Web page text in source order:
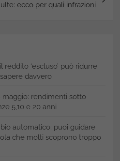
ecco per quali infrazioni
‘escluso’ può ridurre
davvero
maggio: rendimenti sotto
5,10 e 20 anni
automatico: puoi guidare
che molti scoprono troppo